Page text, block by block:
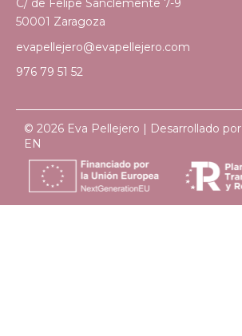
C/ de Felipe Sanclemente 7-9
50001 Zaragoza
evapellejero@evapellejero.com
976 79 51 52
© 2026 Eva Pellejero | Desarrollado por
EN